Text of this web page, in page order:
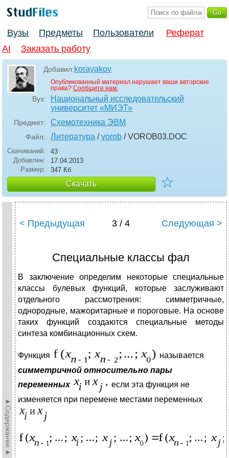
Вузы Предметы Пользователи
Реферат
AI
Заказать работу
Добавил:korayakov
Опубликованный материал нарушает ваши авторские
права? Сообщите нам.
Вуз:
Национальный исследовательский
университет «МИЭТ»
Предмет: Схемотехника ЭВМ
Файл: Литература /vorob / VOROB03.DOC
Скачиваний:
43
Добавлен:
17.04.2013
Размер:
347 Кб
Скачать ☆
►Содержание►
< Предыдущая 3 / 4 Следующая >
Специальные классы фал
В заключение определим некоторые специальные
классы булевых функций, которые заслуживают
отдельного рассмотрения: симметричные,
однородные, мажоритарные и пороговые. На основе
таких функций создаются специальные методы
синтеза комбинационных схем.
Функция
называется
симметричной относительно пары
переменных
если эта функция не
изменяется при перемене местами переменных